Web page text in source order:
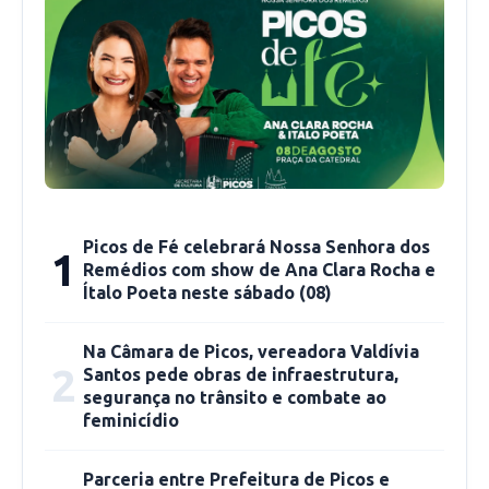
Francisco Eduardo de Oliveira. Foto Jailson Dias
principalmente entre 11h e meio-dia, as placas
geram a energia que liga a bomba, permitindo a
800,00 pelas duas placas e mais R$ 180,00 para
sua instalação, ocorrida em 2023.
estiagem ao longo da vida, Francisco não tem
1
Picos de Fé celebrará Nossa Senhora dos
Remédios com show de Ana Clara Rocha e
Ítalo Poeta neste sábado (08)
2
Na Câmara de Picos, vereadora Valdívia
Santos pede obras de infraestrutura,
segurança no trânsito e combate ao
feminicídio
Parceria entre Prefeitura de Picos e